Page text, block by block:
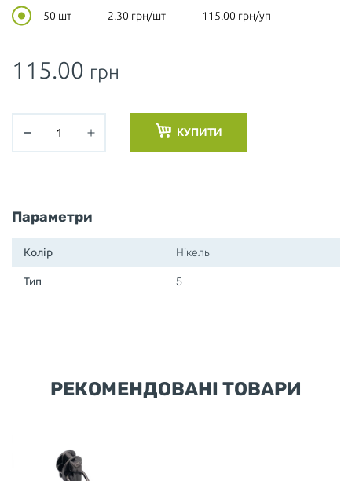
50 шт 2.30 грн/шт 115.00 грн/уп
115.00 грн
КУПИТИ
Параметри
Колір Нікель
Тип 5
РЕКОМЕНДОВАНІ ТОВАРИ